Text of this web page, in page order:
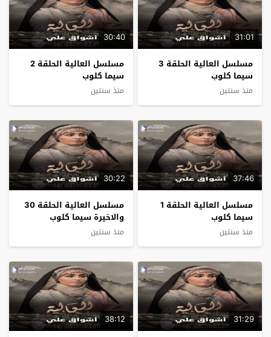
31:01
مسلسل العالية الحلقة 3
سيما كلوب
منذ سنتين
30:40
مسلسل العالية الحلقة 2
سيما كلوب
منذ سنتين
37:46
مسلسل العالية الحلقة 1
سيما كلوب
منذ سنتين
30:22
مسلسل العالية الحلقة 30
والاخيرة سيما كلوب
منذ سنتين
31:29
38:12